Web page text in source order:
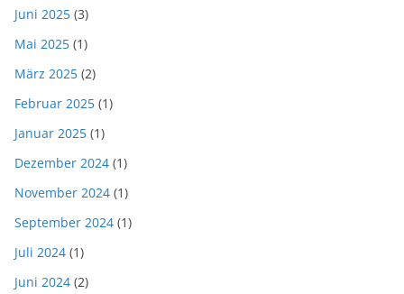
Juni 2025 (3)
Mai 2025 (1)
März 2025 (2)
Februar 2025 (1)
Januar 2025 (1)
Dezember 2024 (1)
November 2024 (1)
September 2024 (1)
Juli 2024 (1)
Juni 2024 (2)